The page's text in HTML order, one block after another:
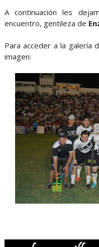
A continuación les
encuentro, gentileza de
Para acceder a la galería
imagen: